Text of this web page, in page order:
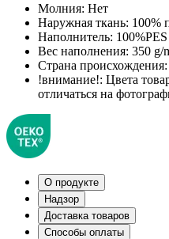
Молния: Нет
Наружная ткань: 100%
Наполнитель:
Вес наполнения: 350 g/
Страна происхождения:
!внимание!: Цвета
отличаться на
О продукте
Надзор
Доставка товаров
Способы оплаты